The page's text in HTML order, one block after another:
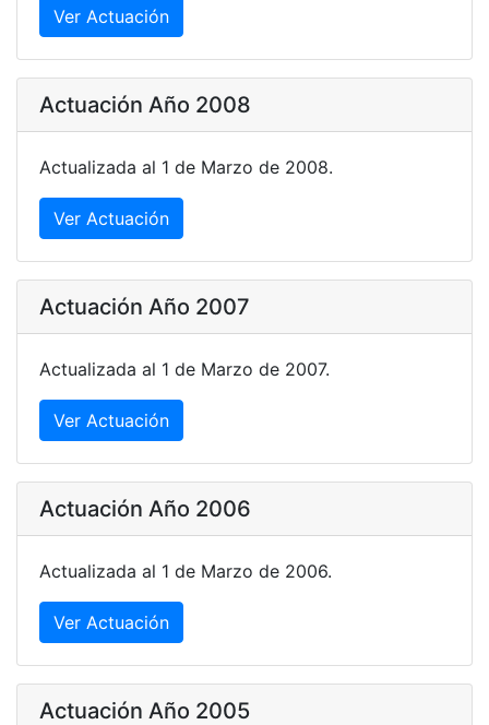
Ver Actuación
Actuación Año 2008
Actualizada al 1 de Marzo de 2008.
Ver Actuación
Actuación Año 2007
Actualizada al 1 de Marzo de 2007.
Ver Actuación
Actuación Año 2006
Actualizada al 1 de Marzo de 2006.
Ver Actuación
Actuación Año 2005